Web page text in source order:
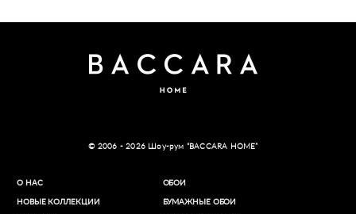
© 2006 - 2026 Шоу-рум “BACCARA HOME”
О НАС
НОВЫЕ КОЛЛЕКЦИИ
ОБОИ
БУМАЖНЫЕ ОБОИ